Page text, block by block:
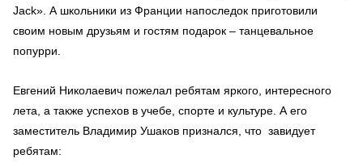
Jack». А школьники из Франции напоследок приготовили
своим новым друзьям и гостям подарок – танцевальное
попурри.
Евгений Николаевич пожелал ребятам яркого, интересного
лета, а также успехов в учебе, спорте и культуре. А его
заместитель Владимир Ушаков признался, что завидует
ребятам: